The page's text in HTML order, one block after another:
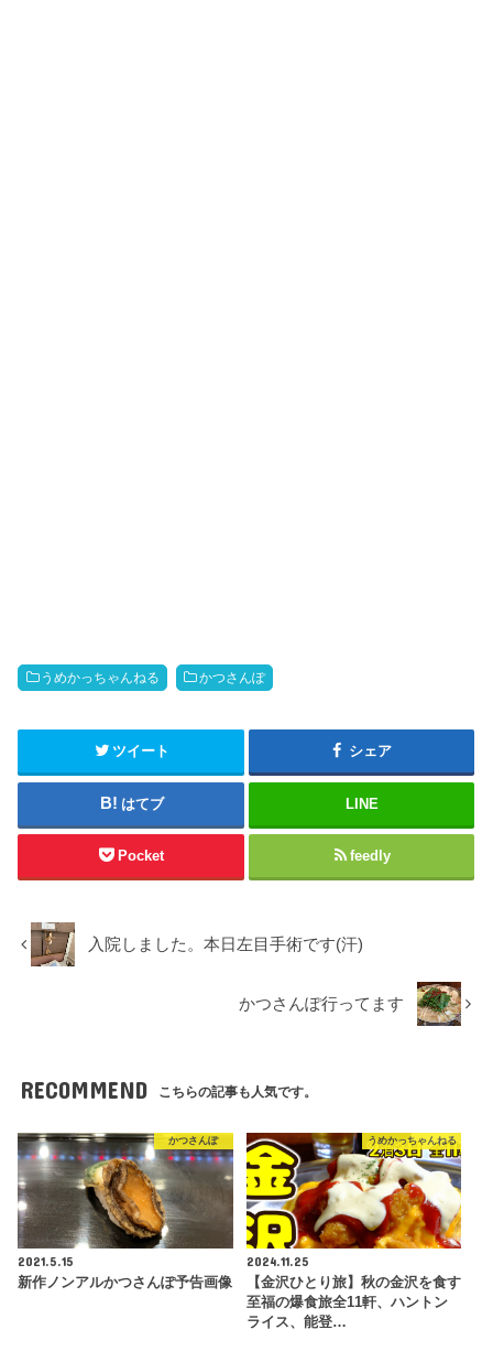
うめかっちゃんねる かつさんぽ
ツイート シェア
はてブ LINE
Pocket feedly
入院しました。本日左目手術です(汗)
かつさんぽ行ってます
RECOMMEND こちらの記事も人気です。
かつさんぽ
2021.5.15
新作ノンアルかつさんぽ予告画像
うめかっちゃんねる
2024.11.25
【金沢ひとり旅】秋の金沢を食す
至福の爆食旅全11軒、ハントン
ライス、能登…